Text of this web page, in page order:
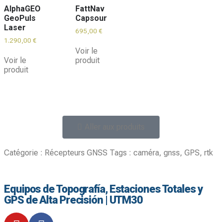
AlphaGEO
GeoPuls
Laser
1.290,00 €
Voir le
produit
FattNav
Capsour
695,00 €
Voir le
produit
Catégorie : Récepteurs GNSS Tags : caméra, gnss, GPS, rtk
Equipos de Topografía, Estaciones Totales y
GPS de Alta Precisión | UTM30